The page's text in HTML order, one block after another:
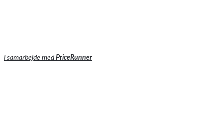
i samarbejde medPriceRunner